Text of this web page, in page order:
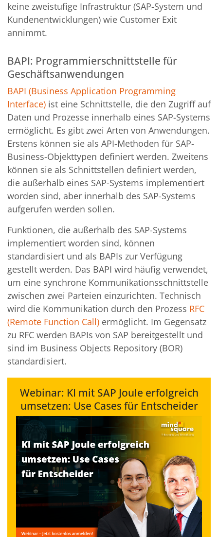
keine zweistufige Infrastruktur (SAP-System und
Kundenentwicklungen) wie Customer Exit
annimmt.
BAPI: Programmierschnittstelle für
Geschäftsanwendungen
BAPI (Business Application Programming
Interface) ist eine Schnittstelle, die den Zugriff auf
Daten und Prozesse innerhalb eines SAP-Systems
ermöglicht. Es gibt zwei Arten von Anwendungen.
Erstens können sie als API-Methoden für SAP-
Business-Objekttypen definiert werden. Zweitens
können sie als Schnittstellen definiert werden,
die außerhalb eines SAP-Systems implementiert
worden sind, aber innerhalb des SAP-Systems
aufgerufen werden sollen.
Funktionen, die außerhalb des SAP-Systems
implementiert worden sind, können
standardisiert und als BAPIs zur Verfügung
gestellt werden. Das BAPI wird häufig verwendet,
um eine synchrone Kommunikationsschnittstelle
zwischen zwei Parteien einzurichten. Technisch
wird die Kommunikation durch den Prozess RFC
(Remote Function Call) ermöglicht. Im Gegensatz
zu RFC werden BAPIs von SAP bereitgestellt und
sind im Business Objects Repository (BOR)
standardisiert.
Webinar: KI mit SAP Joule erfolgreich
umsetzen: Use Cases für Entscheider